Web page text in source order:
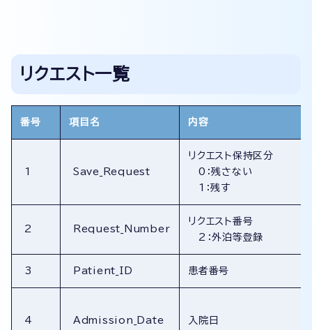
リクエスト一覧
番号 項目名 内容
1 Save_Request
リクエスト保持区分
0：残さない
1：残す
2 Request_Number
リクエスト番号
2：外泊等登録
3 Patient_ID 患者番号
4 Admission_Date 入院日